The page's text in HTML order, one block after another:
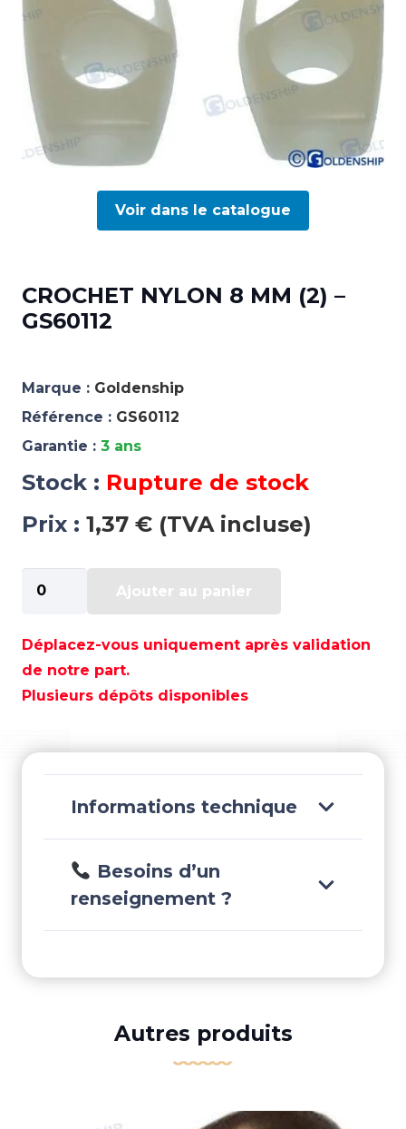
Voir dans le catalogue
CROCHET NYLON 8 MM (2) –
GS60112
Marque : Goldenship
Référence : GS60112
Garantie : 3 ans
Stock : Rupture de stock
Prix : 1,37 € (TVA incluse)
de
NYLON
8
MM
GS60112
Ajouter au panier
Déplacez-vous uniquement après validation
de notre part.
Plusieurs dépôts disponibles
Informations technique
Besoins d’un
renseignement ?
Autres produits